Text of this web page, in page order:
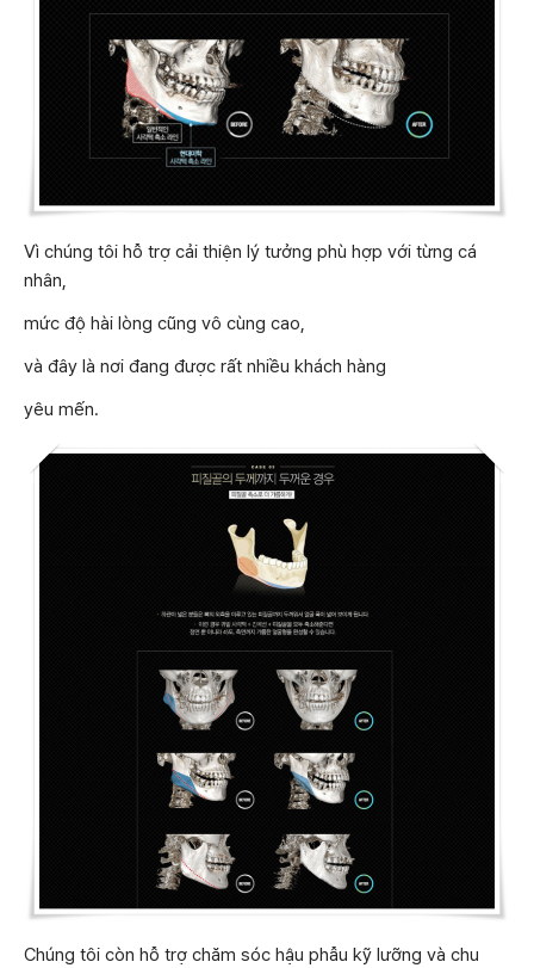
Vì chúng tôi hỗ trợ cải thiện lý tưởng phù hợp với từng cá
nhân,
mức độ hài lòng cũng vô cùng cao,
và đây là nơi đang được rất nhiều khách hàng
yêu mến.
Chúng tôi còn hỗ trợ chăm sóc hậu phẫu kỹ lưỡng và chu